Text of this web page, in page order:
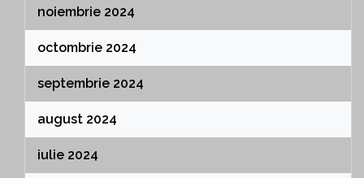
noiembrie 2024
octombrie 2024
septembrie 2024
august 2024
iulie 2024